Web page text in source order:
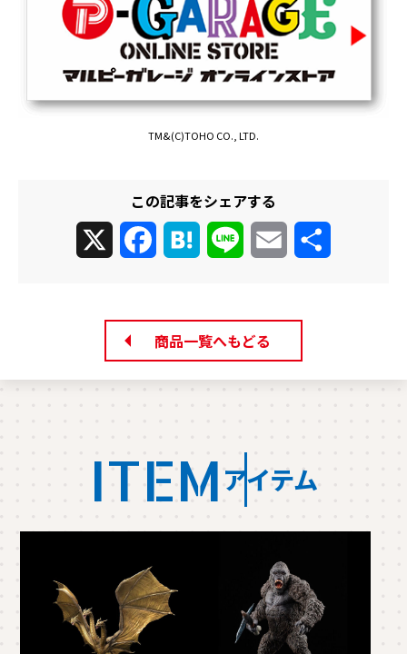
TM&(C)TOHO CO., LTD.
この記事をシェアする
FacebookHatena Line Email
商品一覧へもどる
ITEM アイテム